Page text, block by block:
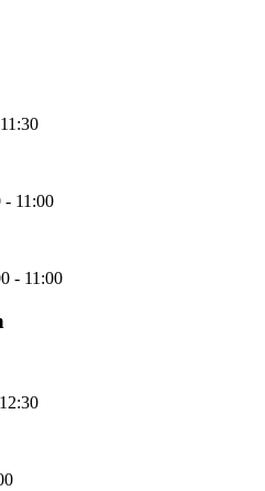
- 11:00
- 11:00